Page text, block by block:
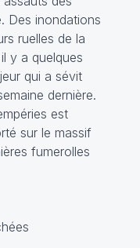
Des inondations
ruelles de la
y a quelques
qui a sévit
dernière.
est
sur le massif
fumerolles